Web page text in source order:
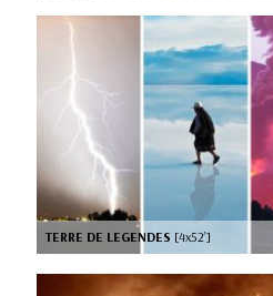
TERRE DE LEGENDES [4x52’]